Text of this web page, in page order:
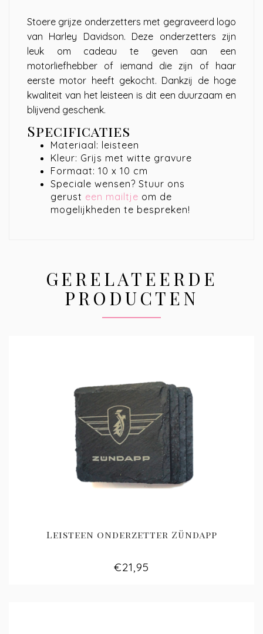
Stoere grijze onderzetters met gegraveerd logo
van Harley Davidson. Deze onderzetters zijn
leuk om cadeau te geven aan een
motorliefhebber of iemand die zijn of haar
eerste motor heeft gekocht. Dankzij de hoge
kwaliteit van het leisteen is dit een duurzaam en
blijvend geschenk.
Specificaties
Materiaal: leisteen
Kleur: Grijs met witte gravure
Formaat: 10 x 10 cm
Speciale wensen? Stuur ons
gerust een mailtje om de
mogelijkheden te bespreken!
GERELATEERDE
PRODUCTEN
Leisteen onderzetter Zündapp
€21,95